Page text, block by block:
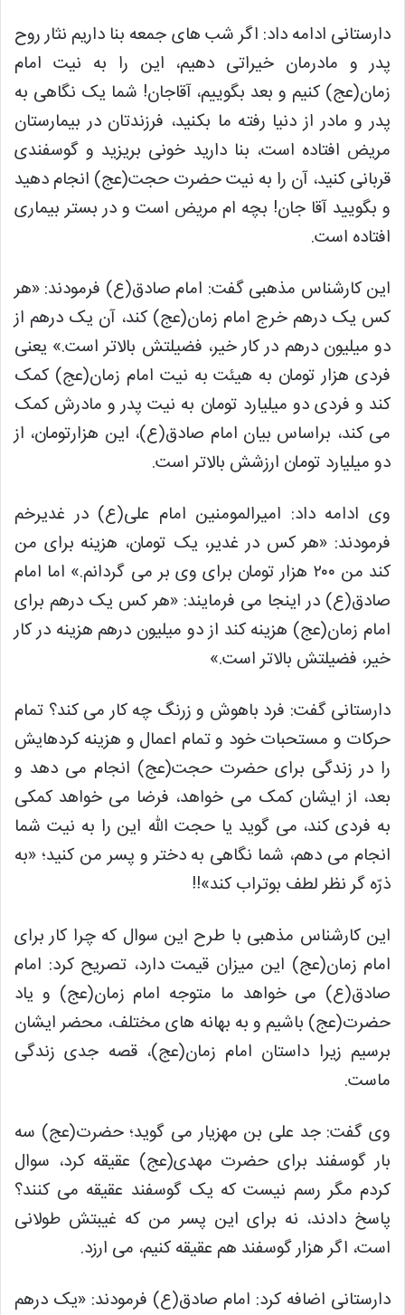
دارستانی ادامه داد: اگر شب های جمعه بنا داریم نثار روح
پدر و مادرمان خیراتی دهیم، این را به نیت امام
زمان(عج) کنیم و بعد بگوییم، آقاجان! شما یک نگاهی به
پدر و مادر از دنیا رفته ما بکنید، فرزندتان در بیمارستان
مریض افتاده است، بنا دارید خونی بریزید و گوسفندی
قربانی کنید، آن را به نیت حضرت حجت(عج) انجام دهید
و بگویید آقا جان! بچه ام مریض است و در بستر بیماری
افتاده است.
این کارشناس مذهبی گفت: امام صادق(ع) فرمودند: «هر
کس یک درهم خرج امام زمان(عج) کند، آن یک درهم از
دو میلیون درهم در کار خیر، فضیلتش بالاتر است.» یعنی
فردی هزار تومان به هیئت به نیت امام زمان(عج) کمک
کند و فردی دو میلیارد تومان به نیت پدر و مادرش کمک
می کند، براساس بیان امام صادق(ع)، این هزارتومان، از
دو میلیارد تومان ارزشش بالاتر است.
وی ادامه داد: امیرالمومنین امام علی(ع) در غدیرخم
فرمودند: «هر کس در غدیر، یک تومان، هزینه برای من
کند من ۲۰۰ هزار تومان برای وی بر می گردانم.» اما امام
صادق(ع) در اینجا می فرمایند: «هر کس یک درهم برای
امام زمان(عج) هزینه کند از دو میلیون درهم هزینه در کار
خیر، فضیلتش بالاتر است.»
دارستانی گفت: فرد باهوش و زرنگ چه کار می کند؟ تمام
حرکات و مستحبات خود و تمام اعمال و هزینه کردهایش
را در زندگی برای حضرت حجت(عج) انجام می دهد و
بعد، از ایشان کمک می خواهد، فرضا می خواهد کمکی
به فردی کند، می گوید یا حجت الله این را به نیت شما
انجام می دهم، شما نگاهی به دختر و پسر من کنید؛ «به
ذرّه گر نظر لطف بوتراب کند»!!
این کارشناس مذهبی با طرح این سوال که چرا کار برای
امام زمان(عج) این میزان قیمت دارد، تصریح کرد: امام
صادق(ع) می خواهد ما متوجه امام زمان(عج) و یاد
حضرت(عج) باشیم و به بهانه های مختلف، محضر ایشان
برسیم زیرا داستان امام زمان(عج)، قصه جدی زندگی
ماست.
وی گفت: جد علی بن مهزیار می گوید؛ حضرت(عج) سه
بار گوسفند برای حضرت مهدی(عج) عقیقه کرد، سوال
کردم مگر رسم نیست که یک گوسفند عقیقه می کنند؟
پاسخ دادند، نه برای این پسر من که غیبتش طولانی
است، اگر هزار گوسفند هم عقیقه کنیم، می ارزد.
دارستانی اضافه کرد: امام صادق(ع) فرمودند: «یک درهم